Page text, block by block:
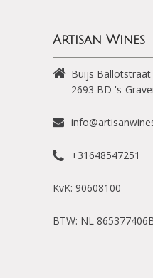
Artisan Wines
Buijs Ballotstraat
2693 BD 's-
+31648547251
KvK: 90608100
BTW: NL